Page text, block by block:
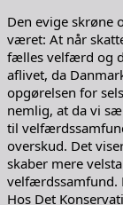
Den evige
været: At når
fælles velfærd og
aflivet, da
opgørelsen for
nemlig, at da vi
til
overskud. Det
skaber mere
velfærdssamfund.
Hos Det